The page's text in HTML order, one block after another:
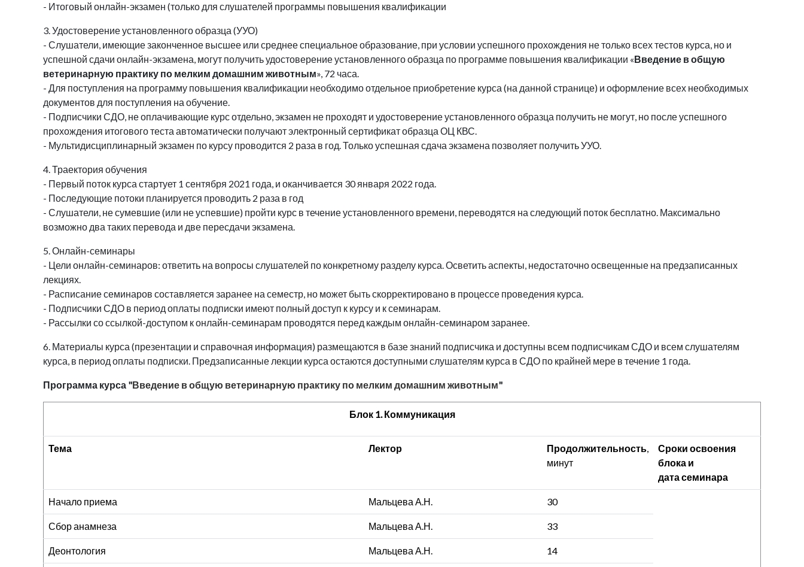
- Итоговый онлайн-экзамен (только для слушателей программы повышения квалификации
3. Удостоверение установленного образца (УУО)
- Слушатели, имеющие законченное высшее или среднее специальное образование, при условии успешного прохождения не только всех тестов курса, но и
успешной сдачи онлайн-экзамена, могут получить удостоверение установленного образца по программе повышения квалификации «Введение в общую
ветеринарную практику по мелким домашним животным», 72 часа.
- Для поступления на программу повышения квалификации необходимо отдельное приобретение курса (на данной странице) и оформление всех необходимых
документов для поступления на обучение.
- Подписчики СДО, не оплачивающие курс отдельно, экзамен не проходят и удостоверение установленного образца получить не могут, но после успешного
прохождения итогового теста автоматически получают электронный сертификат образца ОЦ КВС.
- Мультидисциплинарный экзамен по курсу проводится 2 раза в год. Только успешная сдача экзамена позволяет получить УУО.
4. Траектория обучения
- Первый поток курса стартует 1 сентября 2021 года, и оканчивается 30 января 2022 года.
- Последующие потоки планируется проводить 2 раза в год
- Слушатели, не сумевшие (или не успевшие) пройти курс в течение установленного времени, переводятся на следующий поток бесплатно. Максимально
возможно два таких перевода и две пересдачи экзамена.
5. Онлайн-семинары
- Цели онлайн-семинаров: ответить на вопросы слушателей по конкретному разделу курса. Осветить аспекты, недостаточно освещенные на предзаписанных
лекциях.
- Расписание семинаров составляется заранее на семестр, но может быть скорректировано в процессе проведения курса.
- Подписчики СДО в период оплаты подписки имеют полный доступ к курсу и к семинарам.
- Рассылки со ссылкой-доступом к онлайн-семинарам проводятся перед каждым онлайн-семинаром заранее.
6. Материалы курса (презентации и справочная информация) размещаются в базе знаний подписчика и доступны всем подписчикам СДО и всем слушателям
курса, в период оплаты подписки. Предзаписанные лекции курса остаются доступными слушателям курса в СДО по крайней мере в течение 1 года.
Программа курса "Введение в общую ветеринарную практику по мелким домашним животным"
Блок 1. Коммуникация
Тема Лектор Продолжительность,
минут
Сроки освоения
блока и
дата семинара
Начало приема Мальцева А.Н. 30
Сбор анамнеза Мальцева А.Н. 33
Деонтология Мальцева А.Н. 14